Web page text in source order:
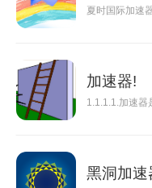
夏时国际加速
加速器!
1.1.1.1.加速器
黑洞加速